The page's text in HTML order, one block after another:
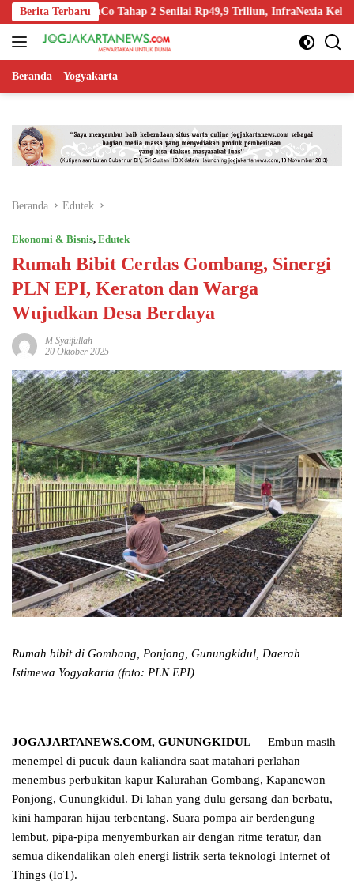
Langsung
ke
konten
Berita Terbaru
InfraCo Tahap 2 Senilai Rp49,9 Triliun, InfraNexia Kelola 112.000
Beranda Yogyakarta
Beranda Edutek
Ekonomi & Bisnis, Edutek
Rumah Bibit Cerdas Gombang, Sinergi
PLN EPI, Keraton dan Warga
Wujudkan Desa Berdaya
M Syaifullah
20 Oktober 2025
Rumah bibit di Gombang, Ponjong, Gunungkidul, Daerah
Istimewa Yogyakarta (foto: PLN EPI)
JOGAJARTANEWS.COM, GUNUNGKIDUL — Embun masih
menempel di pucuk daun kaliandra saat matahari perlahan
menembus perbukitan kapur Kalurahan Gombang, Kapanewon
Ponjong, Gunungkidul. Di lahan yang dulu gersang dan berbatu,
kini hamparan hijau terbentang. Suara pompa air berdengung
lembut, pipa-pipa menyemburkan air dengan ritme teratur, dan
semua dikendalikan oleh energi listrik serta teknologi Internet of
Things (IoT).